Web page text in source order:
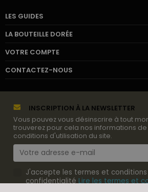
LES GUIDES
LA BOUTEILLE DORÉE
VOTRE COMPTE
CONTACTEZ-NOUS
INSCRIPTION À LA NEWSLETTER
Vous pouvez vous désinscrire à tout
trouverez pour cela nos informations
conditions d'utilisation du site.
J'accepte les termes et
confidentialitéLire les termes et